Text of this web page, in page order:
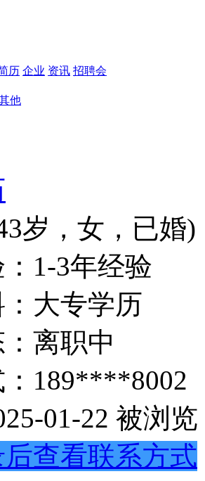
历 企业 资讯 招聘会
他
岁，女，已婚)
1-3年经验
大专学历
离职中
189****8002
01-22 被浏览
查看联系方式